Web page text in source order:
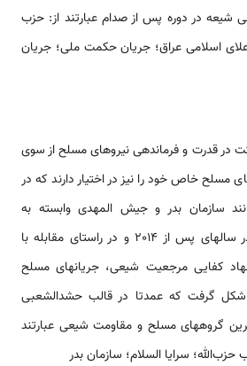
شیعه در دوره پس از صدام عبارتند از: حزب
اسلامی عراق؛ جریان حکمت ملی؛ جریان
در قدرت و فرماندهی نیروهای مسلح از سوی
مسلح خاص خود را نیز در اختیار دارند که در
سازمان بدر و جیش المهدی وابسته به
صدری‌ها بوده است. اما در سالهای پس از 2014 و در راستای مقابله با
کفایی مرجعیت شیعی، جریانهای مسلح
گرفت که عمدتا در قالب حشدالشعبی
گروههای مسلح و مقاومت شیعی عبارتند
سرایا السلام؛ سازمان بدر